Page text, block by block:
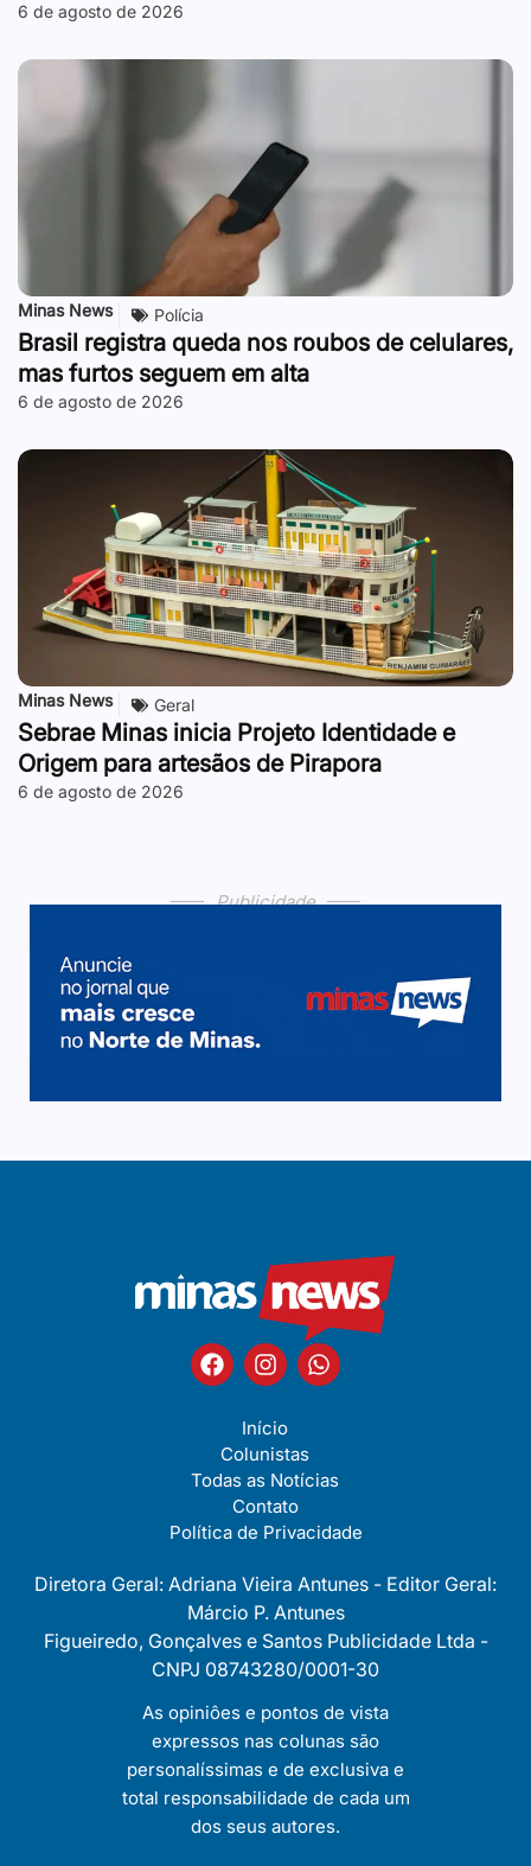
6 de agosto de 2026
Minas News Polícia
Brasil registra queda nos roubos de celulares,
mas furtos seguem em alta
6 de agosto de 2026
Minas News Geral
Sebrae Minas inicia Projeto Identidade e
Origem para artesãos de Pirapora
6 de agosto de 2026
Publicidade
Início
Colunistas
Todas as Notícias
Contato
Política de Privacidade
Diretora Geral: Adriana Vieira Antunes - Editor Geral:
Márcio P. Antunes
Figueiredo, Gonçalves e Santos Publicidade Ltda -
CNPJ 08743280/0001-30
As opiniôes e pontos de vista
expressos nas colunas são
personalíssimas e de exclusiva e
total responsabilidade de cada um
dos seus autores.